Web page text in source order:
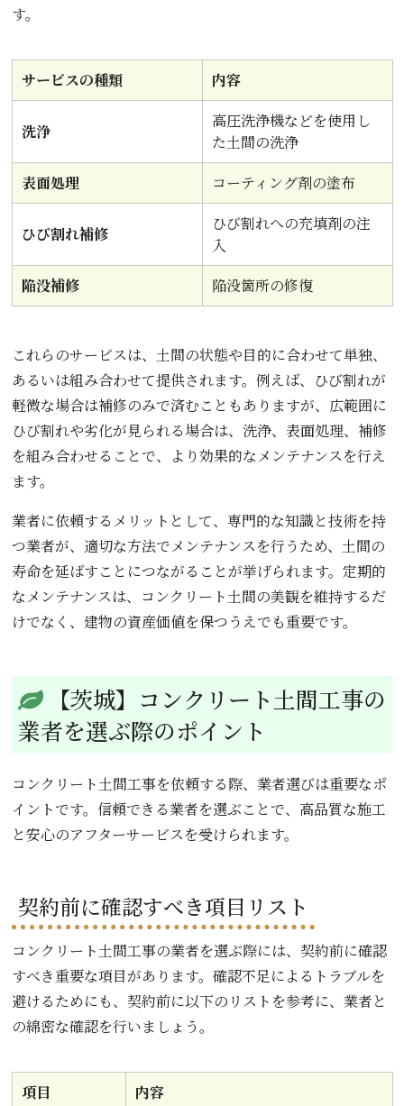
す。
サービスの種類 内容
洗浄
高圧洗浄機などを使用し
た土間の洗浄
表面処理
コーティング剤の塗布
ひび割れ補修
ひび割れへの充填剤の注
入
陥没補修
陥没箇所の修復
これらのサービスは、土間の状態や目的に合わせて単独、
あるいは組み合わせて提供されます。例えば、ひび割れが
軽微な場合は補修のみで済むこともありますが、広範囲に
ひび割れや劣化が見られる場合は、洗浄、表面処理、補修
を組み合わせることで、より効果的なメンテナンスを行え
ます。
業者に依頼するメリットとして、専門的な知識と技術を持
つ業者が、適切な方法でメンテナンスを行うため、土間の
寿命を延ばすことにつながることが挙げられます。定期的
なメンテナンスは、コンクリート土間の美観を維持するだ
けでなく、建物の資産価値を保つうえでも重要です。
【茨城】コンクリート土間工事の
業者を選ぶ際のポイント
コンクリート土間工事を依頼する際、業者選びは重要なポ
イントです。信頼できる業者を選ぶことで、高品質な施工
と安心のアフターサービスを受けられます。
契約前に確認すべき項目リスト
コンクリート土間工事の業者を選ぶ際には、契約前に確認
すべき重要な項目があります。確認不足によるトラブルを
避けるためにも、契約前に以下のリストを参考に、業者と
の綿密な確認を行いましょう。
項目 内容